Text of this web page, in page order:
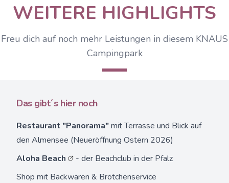
WEITERE HIGHLIGHTS
Freu dich auf noch mehr Leistungen in diesem KNAUS
Campingpark
Das gibt´s hier noch
Restaurant "Panorama"mit Terrasse und Blick auf
den Almensee (Neueröffnung Ostern 2026)
Aloha Beach
- der Beachclub in der Pfalz
Shop mit Backwaren & Brötchenservice